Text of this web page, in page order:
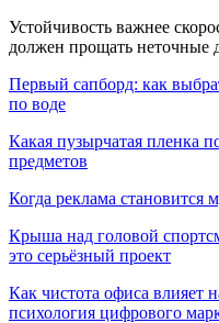
Устойчивость важнее
должен прощать
Первый сапборд: как
по воде
Какая пузырчатая пленка
предметов
Когда реклама становится
Крыша над головой
это серьёзный проект
Как чистота офиса влияет
психология цифрового